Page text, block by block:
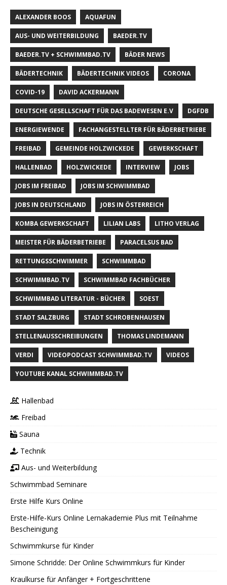
ALEXANDER BOOS AQUAFUN
AUS- UND WEITERBILDUNG BAEDER.TV
BAEDER.TV + SCHWIMMBAD.TV BÄDER NEWS
BÄDERTECHNIK BÄDERTECHNIK VIDEOS CORONA
COVID-19 DAVID ACKERMANN
DEUTSCHE GESELLSCHAFT FÜR DAS BADEWESEN E.V DGFDB
ENERGIEWENDE FACHANGESTELLTER FÜR BÄDERBETRIEBE
FREIBAD GEMEINDE HOLZWICKEDE GEWERKSCHAFT
HALLENBAD HOLZWICKEDE INTERVIEW JOBS
JOBS IM FREIBAD JOBS IM SCHWIMMBAD
JOBS IN DEUTSCHLAND JOBS IN ÖSTERREICH
KOMBA GEWERKSCHAFT LILIAN LABS LITHO VERLAG
MEISTER FÜR BÄDERBETRIEBE PARACELSUS BAD
RETTUNGSSCHWIMMER SCHWIMMBAD
SCHWIMMBAD.TV SCHWIMMBAD FACHBÜCHER
SCHWIMMBAD LITERATUR - BÜCHER SOEST
STADT SALZBURG STADT SCHROBENHAUSEN
STELLENAUSSCHREIBUNGEN THOMAS LINDEMANN
VERDI VIDEOPODCAST SCHWIMMBAD.TV VIDEOS
YOUTUBE KANAL SCHWIMMBAD.TV
Hallenbad
Freibad
Sauna
Technik
Aus- und Weiterbildung
Schwimmbad Seminare
Erste Hilfe Kurs Online
Erste-Hilfe-Kurs Online Lernakademie Plus mit Teilnahme
Bescheinigung
Schwimmkurse für Kinder
Simone Schridde: Der Online Schwimmkurs für Kinder
Kraulkurse für Anfänger + Fortgeschrittene